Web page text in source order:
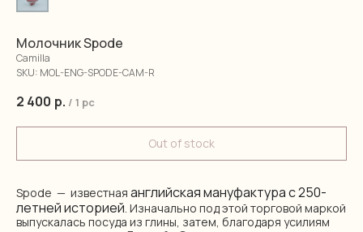
Молочник Spode
Camilla
SKU: MOL-ENG-SPODE-CAM-R
2 400 р. / 1 pc
Out of stock
Spode — известная английская мануфактура с 250-
летней историей. Изначально под этой торговой маркой
выпускалась посуда из глины, затем, благодаря усилиям